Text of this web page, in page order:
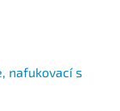
nafukovací s